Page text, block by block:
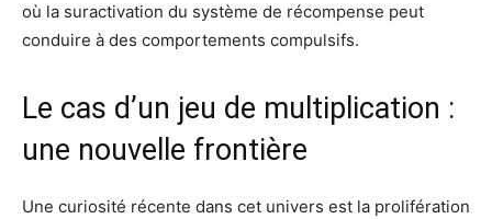
où la suractivation du système de récompense peut
conduire à des comportements compulsifs.
Le cas d’un jeu de multiplication :
une nouvelle frontière
Une curiosité récente dans cet univers est la prolifération